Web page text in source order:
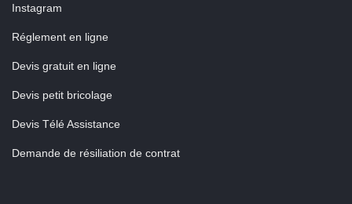
Instagram
Réglement en ligne
Devis gratuit en ligne
Devis petit bricolage
Devis Télé Assistance
Demande de résiliation de contrat